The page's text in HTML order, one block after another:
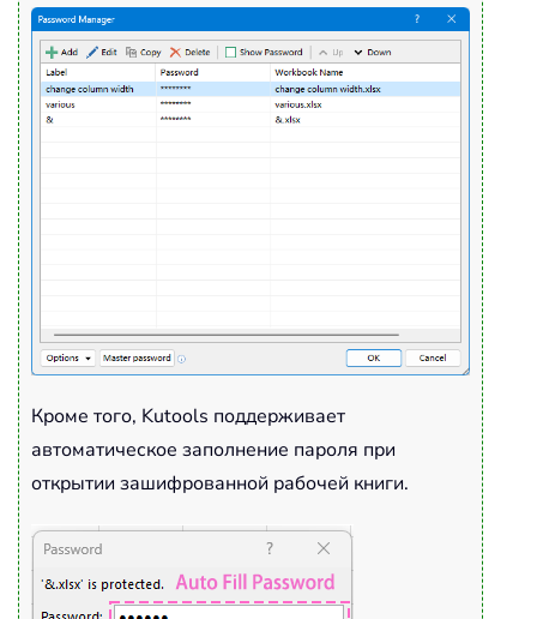
Кроме того, Kutools поддерживает
автоматическое заполнение пароля при
открытии зашифрованной рабочей книги.